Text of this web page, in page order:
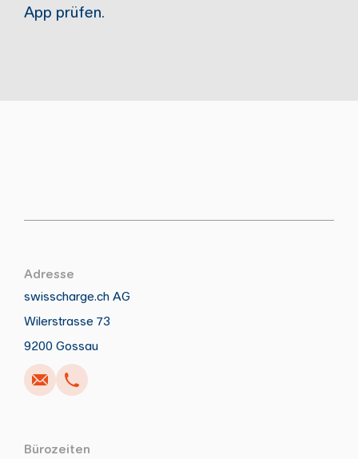
App prüfen.
Adresse
swisscharge.ch AG
Wilerstrasse 73
9200 Gossau
SchreibenKopieren
AnrufenKopieren
Bürozeiten